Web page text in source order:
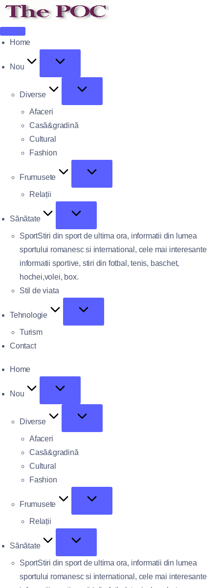
Home
Nou
Diverse
Afaceri
Casă&gradină
Cultural
Fashion
Frumusete
Relații
Sănătate
SportStiri din sport de ultima ora, informatii din lumea
sportului romanesc si international, cele mai interesante
informatii sportive, stiri din fotbal, tenis, baschet,
hochei,volei, box.
Stil de viata
Tehnologie
Turism
Contact
Home
Nou
Diverse
Afaceri
Casă&gradină
Cultural
Fashion
Frumusete
Relații
Sănătate
SportStiri din sport de ultima ora, informatii din lumea
sportului romanesc si international, cele mai interesante